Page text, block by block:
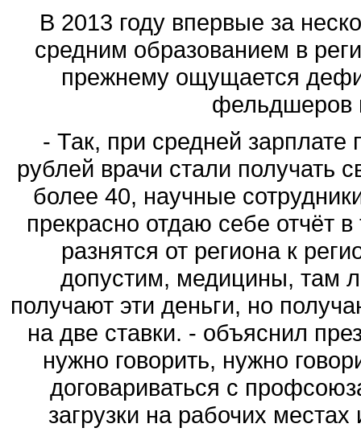
В 2013 году впервые за
средним образованием в
прежнему ощущается
фельдшеров
- Так, при средней зарплате
рублей врачи стали получать
более 40, научные
прекрасно отдаю себе отчёт
разнятся от региона к
допустим, медицины, там
получают эти деньги, но
на две ставки. - объяснил
нужно говорить, нужно
договариваться с
загрузки на рабочих